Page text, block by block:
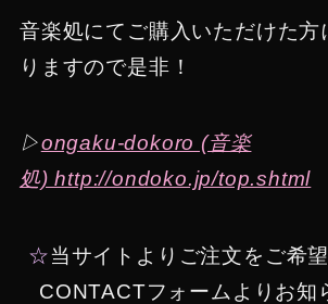
音楽処にてご購入いただけた方
りますので是非！
▷ongaku-dokoro (音楽
処) http://ondoko.jp/top.shtml
☆当サイトよりご注文をご希
CONTACTフォームよりお知